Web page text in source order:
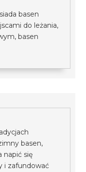
basen
do leżania,
basen
basen,
napić się
i zafundować